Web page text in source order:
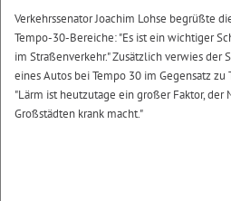
Verkehrssenator Joachim Lohse begrüßte
Tempo-30-Bereiche: "Es ist ein wichtiger
im Straßenverkehr." Zusätzlich verwies der
eines Autos bei Tempo 30 im Gegensatz
"Lärm ist heutzutage ein großer Faktor, der
Großstädten krank macht."